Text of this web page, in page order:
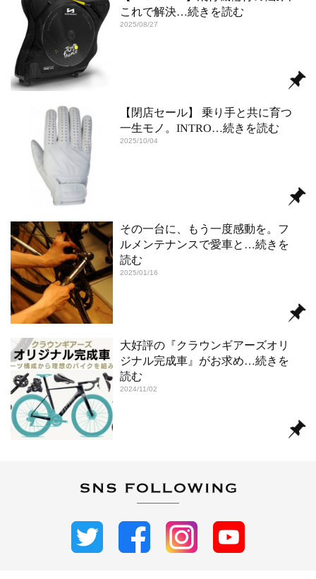
これで解決…続きを読む
2025/08/27
【閉店セール】 乗り手と共に育つ
一生モノ。INTRO…続きを読む
2025/10/04
その一台に、もう一度感動を。フ
ルメンテナンスで愛車と …続きを
読む
2025/01/16
大好評の『クラウンギアーズオリ
ジナル完成車』がお求め…続きを
読む
2024/11/02